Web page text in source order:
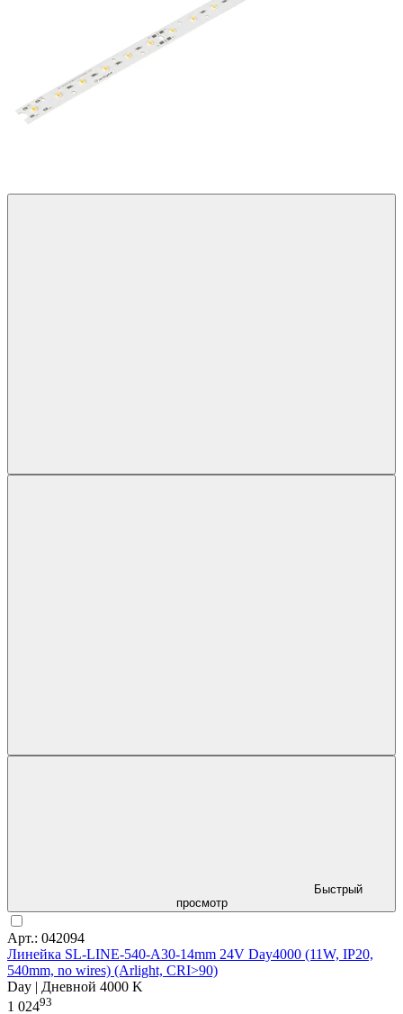
Быстрый
просмотр
Арт.: 042094
Линейка SL-LINE-540-A30-14mm 24V Day4000 (11W, IP20,
540mm, no wires) (Arlight, CRI>90)
Day | Дневной 4000 K
1 02493